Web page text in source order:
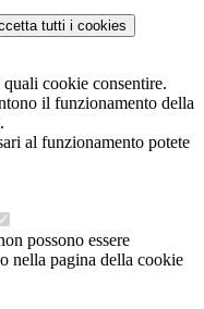
tutti i cookies
quali cookie consentire.
il funzionamento della
al funzionamento potete
possono essere
nella pagina della cookie